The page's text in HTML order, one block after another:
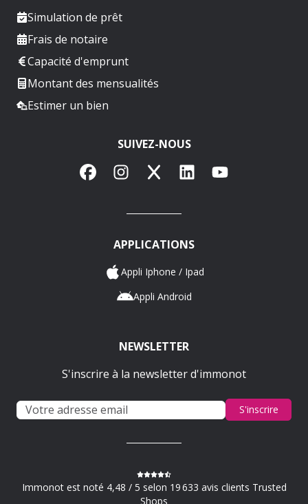
Simulation de prêt
Frais de notaire
Capacité d'emprunt
Montant des mensualités
Estimer un bien
SUIVEZ-NOUS
FacebookInstagram
X LinkedInYouTube
APPLICATIONS
Appli Iphone / Ipad
Appli Android
NEWSLETTER
S'inscrire à la newsletter d'immonot
S'inscrire
Immonot est noté 4,48 / 5 selon 19 633 avis clients Trusted
Shops